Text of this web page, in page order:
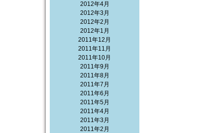
2012年4月
2012年3月
2012年2月
2012年1月
2011年12月
2011年11月
2011年10月
2011年9月
2011年8月
2011年7月
2011年6月
2011年5月
2011年4月
2011年3月
2011年2月